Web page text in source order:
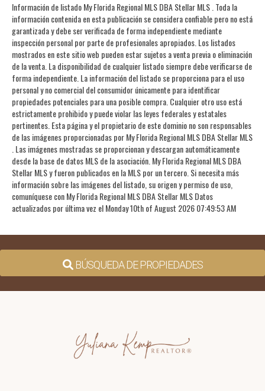
Información de listado My Florida Regional MLS DBA Stellar MLS . Toda la
información contenida en esta publicación se considera confiable pero no está
garantizada y debe ser verificada de forma independiente mediante
inspección personal por parte de profesionales apropiados. Los listados
mostrados en este sitio web pueden estar sujetos a venta previa o eliminación
de la venta. La disponibilidad de cualquier listado siempre debe verificarse de
forma independiente. La información del listado se proporciona para el uso
personal y no comercial del consumidor únicamente para identificar
propiedades potenciales para una posible compra. Cualquier otro uso está
estrictamente prohibido y puede violar las leyes federales y estatales
pertinentes. Esta página y el propietario de este dominio no son responsables
de las imágenes proporcionadas por My Florida Regional MLS DBA Stellar MLS
. Las imágenes mostradas se proporcionan y descargan automáticamente
desde la base de datos MLS de la asociación. My Florida Regional MLS DBA
Stellar MLS y fueron publicados en la MLS por un tercero. Si necesita más
información sobre las imágenes del listado, su origen y permiso de uso,
comuníquese con My Florida Regional MLS DBA Stellar MLS Datos
actualizados por última vez el Monday 10th of August 2026 07:49:53 AM
BÚSQUEDA DE PROPIEDADES